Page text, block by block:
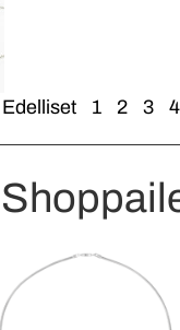
1 2 3 4